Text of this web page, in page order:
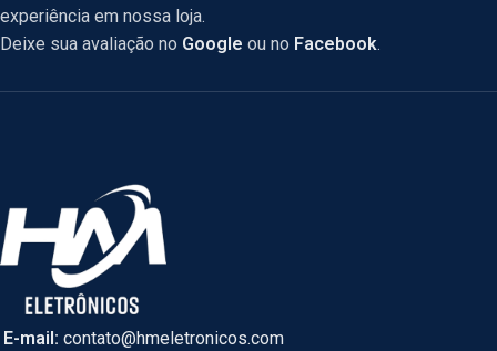
experiência em nossa loja.
Deixe sua avaliação no Google ou no Facebook.
E-mail: contato@hmeletronicos.com